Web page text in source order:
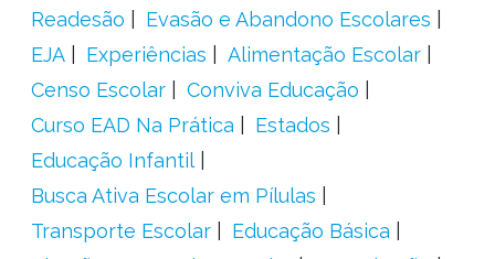
Readesão
Evasão e Abandono Escolares
EJA
Experiências
Alimentação Escolar
Censo Escolar
Conviva Educação
Curso EAD Na Prática
Estados
Educação Infantil
Busca Ativa Escolar em Pílulas
Transporte Escolar
Educação Básica